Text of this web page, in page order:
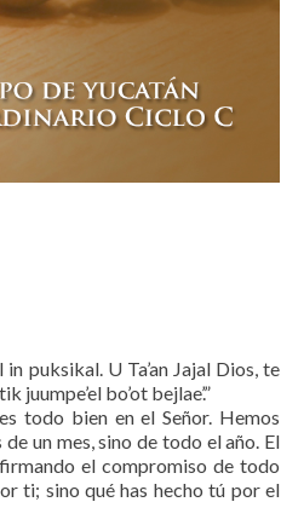
puksikal. U Ta’an Jajal Dios, te
juumpe’el bo’ot bejlae’.”
todo bien en el Señor. Hemos
un mes, sino de todo el año. El
el compromiso de todo
ti; sino qué has hecho tú por el